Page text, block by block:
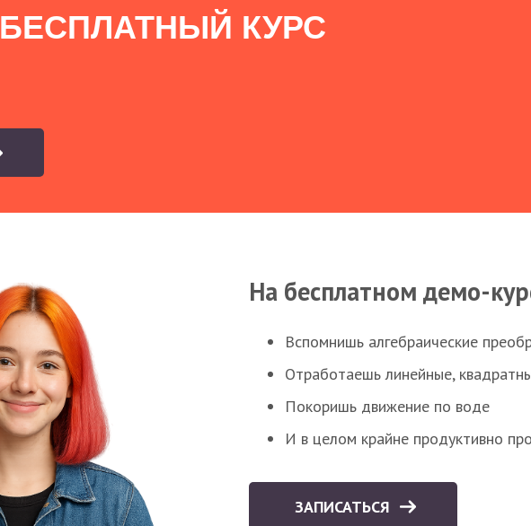
БЕСПЛАТНЫЙ КУРС
На бесплатном демо-
Вспомнишь алгебраические
Отработаешь линейные,
Покоришь движение по воде
И в целом крайне продуктивно
ЗАПИСАТЬСЯ